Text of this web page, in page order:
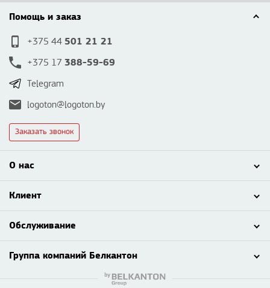
Помощь и заказ
+375 44 501 21 21
+375 17 388-59-69
Telegram
logoton@logoton.by
Заказать звонок
О нас
Клиент
Обслуживание
Группа компаний Белкантон